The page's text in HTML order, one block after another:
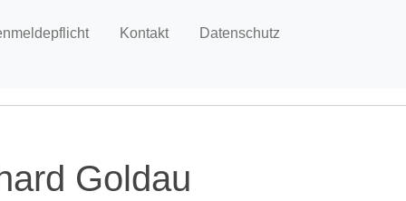
Kontakt Datenschutz
Goldau